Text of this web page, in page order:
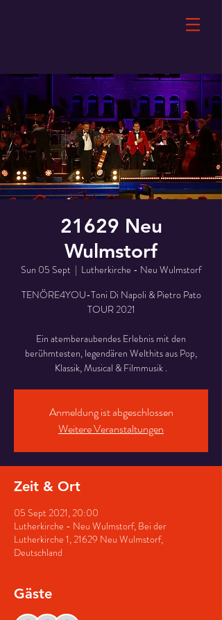
21629 Neu
Wulmstorf
Sun 05 Sept
  |
Lutherkirche - Neu Wulmstorf
TENÖRE4YOU-Toni Di Napoli & Pietro Pato
TOUR 2021
Ein atemberaubendes Erlebnis mit den
berühmtesten, legendären Welthits aus Pop,
Klassik, Musical & Filmmusik .
Anmeldung ist abgeschlossen
Weitere Veranstaltungen
Zeit & Ort
05 Sept 2021, 20:00
Lutherkirche - Neu Wulmstorf, Bei der
Lutherkirche 1, 21629 Neu Wulmstorf,
Deutschland
Gäste